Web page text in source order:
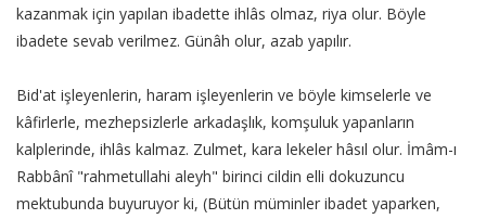
kazanmak için yapılan ibadette ihlâs olmaz, riya olur. Böyle
ibadete sevab verilmez. Günâh olur, azab yapılır.
Bid'at işleyenlerin, haram işleyenlerin ve böyle kimselerle ve
kâfirlerle, mezhepsizlerle arkadaşlık, komşuluk yapanların
kalplerinde, ihlâs kalmaz. Zulmet, kara lekeler hâsıl olur. İmâm-ı
Rabbânî "rahmetullahi aleyh" birinci cildin elli dokuzuncu
mektubunda buyuruyor ki, (Bütün müminler ibadet yaparken,